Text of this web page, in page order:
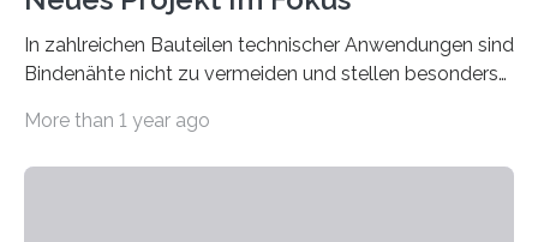
In zahlreichen Bauteilen technischer Anwendungen sind
Bindenähte nicht zu vermeiden und stellen besonders
Matrixmaterials eine große Herausforderung dar.
More than 1 year ago